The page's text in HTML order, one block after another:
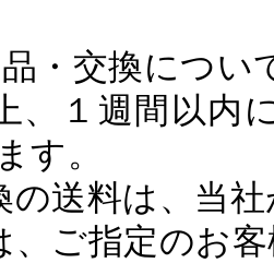
・交換につい
、１週間以
す。
の送料は、当
、ご指定のお